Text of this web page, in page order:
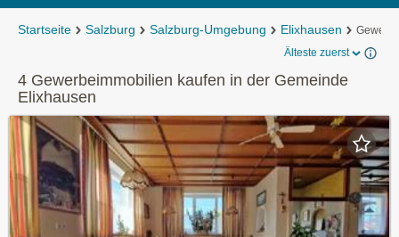
Startseite Salzburg Salzburg-Umgebung Elixhausen
Älteste zuerst
4 Gewerbeimmobilien kaufen in der Gemeinde
Elixhausen